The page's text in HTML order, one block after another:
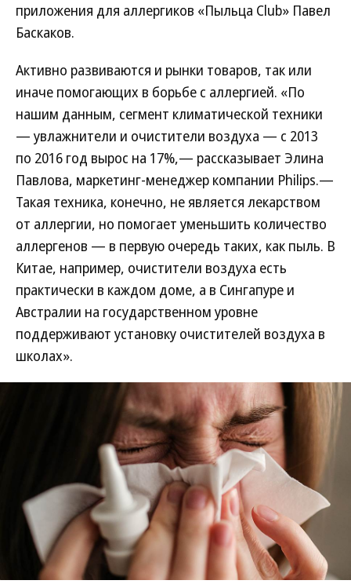
приложения для аллергиков «Пыльца Club» Павел
Баскаков.
Активно развиваются и рынки товаров, так или
иначе помогающих в борьбе с аллергией. «По
нашим данным, сегмент климатической техники
— увлажнители и очистители воздуха — с 2013
по 2016 год вырос на 17%,— рассказывает Элина
Павлова, маркетинг-менеджер компании Philips.—
Такая техника, конечно, не является лекарством
от аллергии, но помогает уменьшить количество
аллергенов — в первую очередь таких, как пыль. В
Китае, например, очистители воздуха есть
практически в каждом доме, а в Сингапуре и
Австралии на государственном уровне
поддерживают установку очистителей воздуха в
школах».